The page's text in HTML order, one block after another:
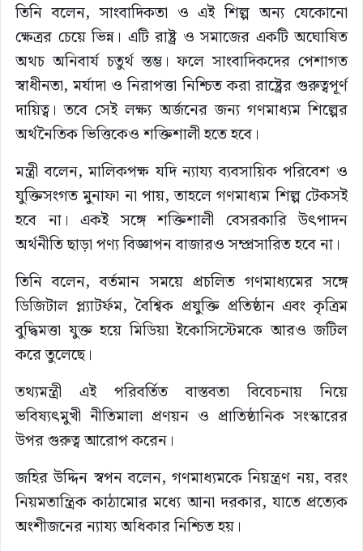
তিনি বলেন, সাংবাদিকতা ও এই শিল্প অন্য যেকোনো
ক্ষেত্রর চেয়ে ভিন্ন। এটি রাষ্ট্র ও সমাজের একটি অঘোষিত
অথচ অনিবার্য চতুর্থ স্তম্ভ। ফলে সাংবাদিকদের পেশাগত
স্বাধীনতা, মর্যাদা ও নিরাপত্তা নিশ্চিত করা রাষ্ট্রের গুরুত্বপূর্ণ
দায়িত্ব। তবে সেই লক্ষ্য অর্জনের জন্য গণমাধ্যম শিল্পের
অর্থনৈতিক ভিত্তিকেও শক্তিশালী হতে হবে।
মন্ত্রী বলেন, মালিকপক্ষ যদি ন্যায্য ব্যবসায়িক পরিবেশ ও
যুক্তিসংগত মুনাফা না পায়, তাহলে গণমাধ্যম শিল্প টেকসই
হবে না। একই সঙ্গে শক্তিশালী বেসরকারি উৎপাদন
অর্থনীতি ছাড়া পণ্য বিজ্ঞাপন বাজারও সম্প্রসারিত হবে না।
তিনি বলেন, বর্তমান সময়ে প্রচলিত গণমাধ্যমের সঙ্গে
ডিজিটাল প্ল্যাটর্ফম, বৈশ্বিক প্রযুক্তি প্রতিষ্ঠান এবং কৃত্রিম
বুদ্ধিমত্তা যুক্ত হয়ে মিডিয়া ইকোসিস্টেমকে আরও জটিল
করে তুলেছে।
তথ্যমন্ত্রী এই পরিবর্তিত বাস্তবতা বিবেচনায় নিয়ে
ভবিষ্যৎমুখী নীতিমালা প্রণয়ন ও প্রাতিষ্ঠানিক সংস্কারের
উপর গুরুত্ব আরোপ করেন।
জহির উদ্দিন স্বপন বলেন, গণমাধ্যমকে নিয়ন্ত্রণ নয়, বরং
নিয়মতান্ত্রিক কাঠামোর মধ্যে আনা দরকার, যাতে প্রত্যেক
অংশীজনের ন্যায্য অধিকার নিশ্চিত হয়।